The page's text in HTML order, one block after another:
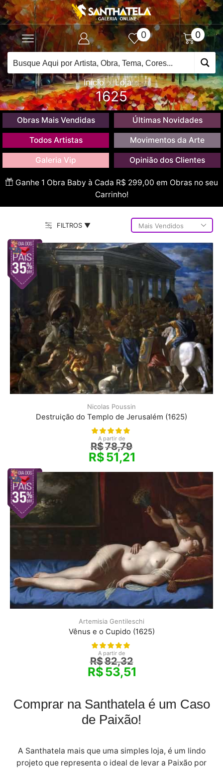
0 0
Início Loja
1625
Obras Mais Vendidas Últimas Novidades
Todos Artistas Movimentos da Arte
Galeria Vip Opinião dos Clientes
Ganhe 1 Obra Baby à Cada R$ 299,00 em Obras no seu
Carrinho!
FILTROS ▼
Nicolas Poussin
Destruição do Templo de Jerusalém (1625)
A partir de
R$78,79
R$51,21
Artemisia Gentileschi
Vênus e o Cupido (1625)
A partir de
R$82,32
R$53,51
Comprar na Santhatela é um Caso
de Paixão!
A Santhatela mais que uma simples loja, é um lindo
projeto que representa o ideal de levar a Paixão por